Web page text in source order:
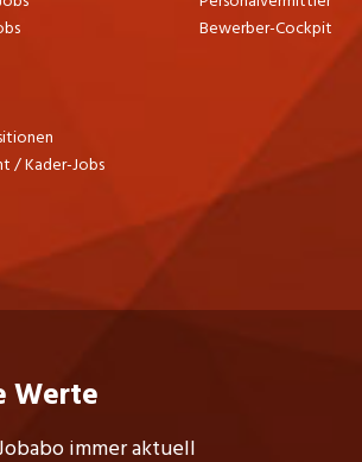
/ Kader-Jobs
Bewerber-Cockpit
Werte
immer aktuell